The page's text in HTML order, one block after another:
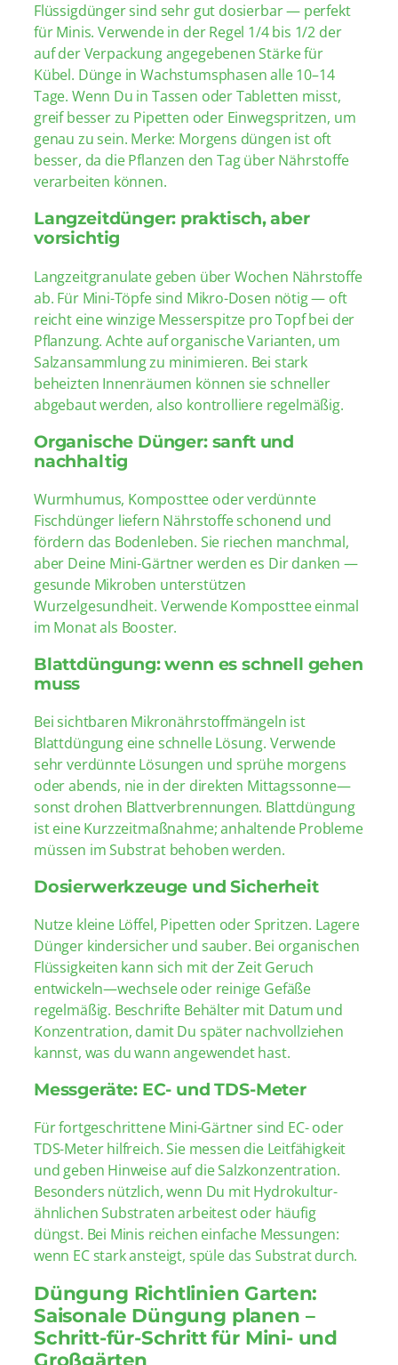
Flüssigdünger sind sehr gut dosierbar — perfekt
für Minis. Verwende in der Regel 1/4 bis 1/2 der
auf der Verpackung angegebenen Stärke für
Kübel. Dünge in Wachstumsphasen alle 10–14
Tage. Wenn Du in Tassen oder Tabletten misst,
greif besser zu Pipetten oder Einwegspritzen, um
genau zu sein. Merke: Morgens düngen ist oft
besser, da die Pflanzen den Tag über Nährstoffe
verarbeiten können.
Langzeitdünger: praktisch, aber
vorsichtig
Langzeitgranulate geben über Wochen Nährstoffe
ab. Für Mini-Töpfe sind Mikro-Dosen nötig — oft
reicht eine winzige Messerspitze pro Topf bei der
Pflanzung. Achte auf organische Varianten, um
Salzansammlung zu minimieren. Bei stark
beheizten Innenräumen können sie schneller
abgebaut werden, also kontrolliere regelmäßig.
Organische Dünger: sanft und
nachhaltig
Wurmhumus, Komposttee oder verdünnte
Fischdünger liefern Nährstoffe schonend und
fördern das Bodenleben. Sie riechen manchmal,
aber Deine Mini-Gärtner werden es Dir danken —
gesunde Mikroben unterstützen
Wurzelgesundheit. Verwende Komposttee einmal
im Monat als Booster.
Blattdüngung: wenn es schnell gehen
muss
Bei sichtbaren Mikronährstoffmängeln ist
Blattdüngung eine schnelle Lösung. Verwende
sehr verdünnte Lösungen und sprühe morgens
oder abends, nie in der direkten Mittagssonne—
sonst drohen Blattverbrennungen. Blattdüngung
ist eine Kurzzeitmaßnahme; anhaltende Probleme
müssen im Substrat behoben werden.
Dosierwerkzeuge und Sicherheit
Nutze kleine Löffel, Pipetten oder Spritzen. Lagere
Dünger kindersicher und sauber. Bei organischen
Flüssigkeiten kann sich mit der Zeit Geruch
entwickeln—wechsele oder reinige Gefäße
regelmäßig. Beschrifte Behälter mit Datum und
Konzentration, damit Du später nachvollziehen
kannst, was du wann angewendet hast.
Messgeräte: EC- und TDS-Meter
Für fortgeschrittene Mini-Gärtner sind EC- oder
TDS-Meter hilfreich. Sie messen die Leitfähigkeit
und geben Hinweise auf die Salzkonzentration.
Besonders nützlich, wenn Du mit Hydrokultur-
ähnlichen Substraten arbeitest oder häufig
düngst. Bei Minis reichen einfache Messungen:
wenn EC stark ansteigt, spüle das Substrat durch.
Düngung Richtlinien Garten:
Saisonale Düngung planen –
Schritt-für-Schritt für Mini- und
Großgärten